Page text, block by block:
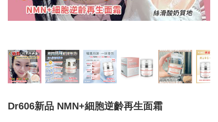
Dr606新品 NMN+細胞逆齡再生面霜